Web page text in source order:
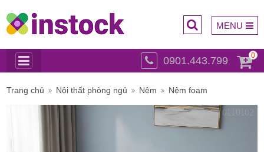
0901.443.799 0
MENU
Trụ sở
Trang chủ Nội thất phòng ngủ Nệm Nệm foam